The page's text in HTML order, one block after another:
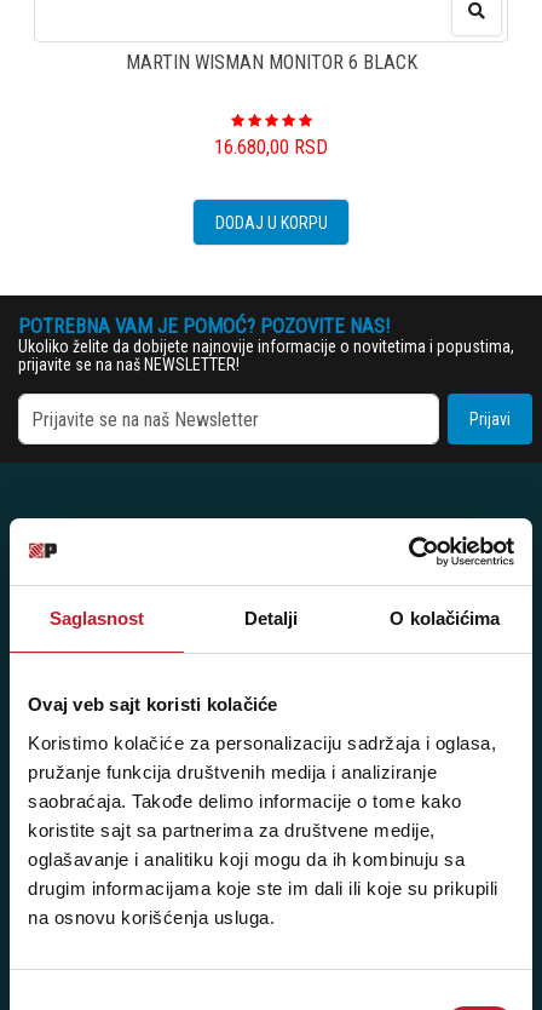
Saglasnost Detalji O kolačićima
Ovaj veb sajt koristi kolačiće
Koristimo kolačiće za personalizaciju sadržaja i oglasa,
pružanje funkcija društvenih medija i analiziranje
saobraćaja. Takođe delimo informacije o tome kako
koristite sajt sa partnerima za društvene medije,
oglašavanje i analitiku koji mogu da ih kombinuju sa
drugim informacijama koje ste im dali ili koje su prikupili
na osnovu korišćenja usluga.
MARTIN WISMAN MONITOR 6 BLACK
16.680,00 RSD
DODAJ U KORPU
POTREBNA VAM JE POMOĆ? POZOVITE NAS!
Ukoliko želite da dobijete najnovije informacije o novitetima i popustima,
prijavite se na naš NEWSLETTER!
Prijavi
Posetite nas: Svetogorska 9,
11103 Beograd, Srbija
Pišite nam: info@player.rs
Sms/Viber/WhatsApp
060/6470116
NAŠE PRODAVNICE
Beograd - Svetogorska 9